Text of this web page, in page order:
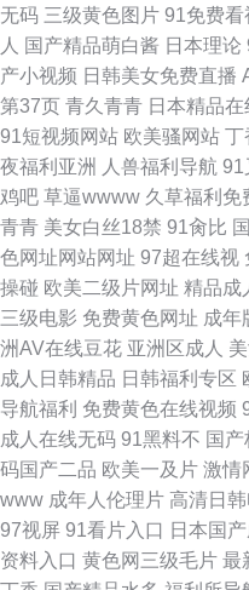
无码 三级黄色图片 91免费看
人 国产精品萌白酱 日本理论
产小视频 日韩美女免费直播
第37页 青久青青 日本精品
91短视频网站 欧美骚网站 丁
夜福利亚洲
人兽福利导航 91
鸡吧 草逼wwww 久草福利免
青青 美女白丝18禁 91肏比
色网址网站网址 97超在线视
操碰 欧美二级片网址 精品成
三级电影 免费黄色网址 成年
洲AV在线豆花 亚洲区成人
成人日韩精品 日韩福利专区
导航福利 免费黄色在线视频
成人在线无码 91黑料不 国
码国产二品 欧美一及片 激情
www 成年人伦理片 高清日
97视屏 91看片入口 日本国
资料入口 黄色网三级毛片 最